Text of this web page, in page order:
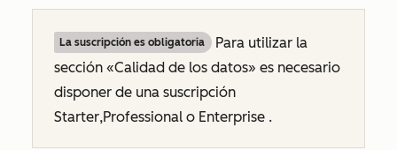
La suscripción es obligatoria
Para utilizar la
sección «Calidad de los datos» es necesario
disponer de una suscripción
Starter,Professional o Enterprise .